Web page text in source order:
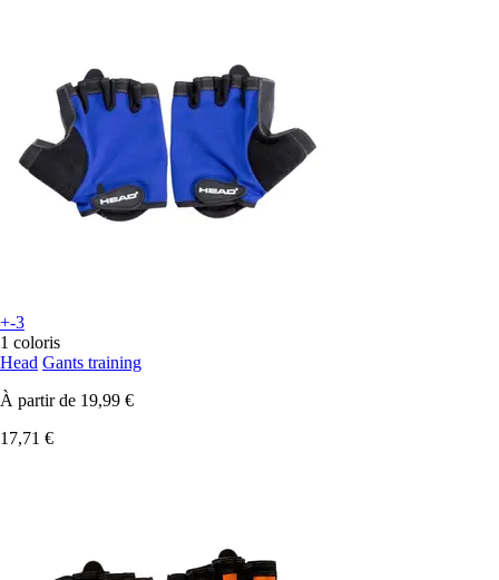
+-3
1 coloris
Head Gants training
À partir de 19,99 €
17,71 €